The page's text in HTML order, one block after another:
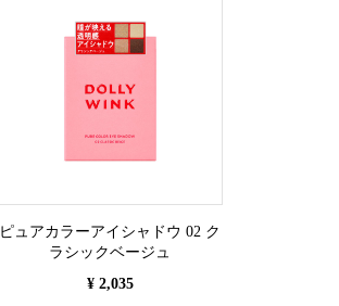
ピュアカラーアイシャドウ 02 ク
ラシックベージュ
¥ 2,035